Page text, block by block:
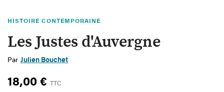
HISTOIRE CONTEMPORAINE
Les Justes d'Auvergne
Par Julien Bouchet
18,00 € TTC